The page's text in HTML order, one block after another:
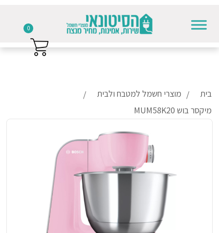
בית
מוצרי חשמל למטבח ולבית
מיקסר בוש MUM58K20
0